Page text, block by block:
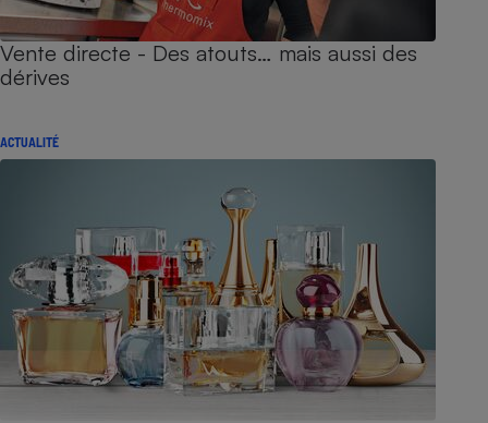
Vente directe - Des atouts… mais aussi des
dérives
ACTUALITÉ